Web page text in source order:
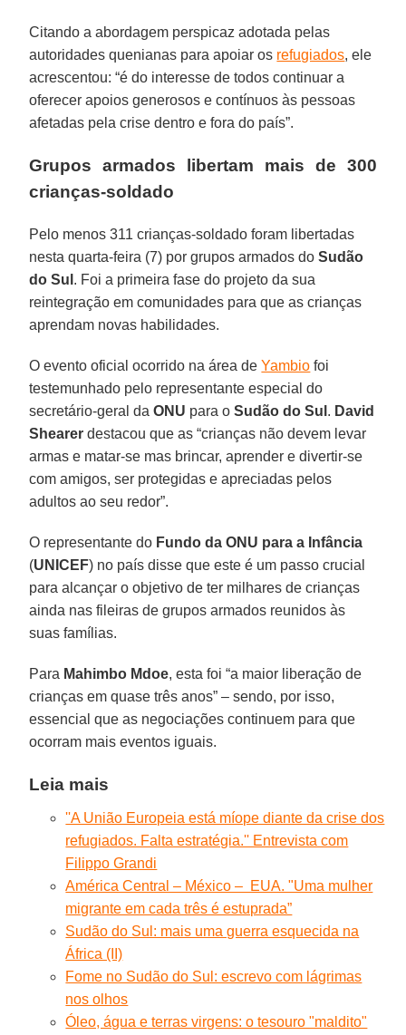
Citando a abordagem perspicaz adotada pelas
autoridades quenianas para apoiar os refugiados, ele
acrescentou: “é do interesse de todos continuar a
oferecer apoios generosos e contínuos às pessoas
afetadas pela crise dentro e fora do país”.
Grupos armados libertam mais de 300
crianças-soldado
Pelo menos 311 crianças-soldado foram libertadas
nesta quarta-feira (7) por grupos armados doSudão
do Sul . Foi a primeira fase do projeto da sua
reintegração em comunidades para que as crianças
aprendam novas habilidades.
O evento oficial ocorrido na área deYambio foi
testemunhado pelo representante especial do
secretário-geral daONU para oSudão do Sul . David
Shearer destacou que as “crianças não devem levar
armas e matar-se mas brincar, aprender e divertir-se
com amigos, ser protegidas e apreciadas pelos
adultos ao seu redor”.
O representante do Fundo da ONU para a Infância
(UNICEF) no país disse que este é um passo crucial
para alcançar o objetivo de ter milhares de crianças
ainda nas fileiras de grupos armados reunidos às
suas famílias.
Para Mahimbo Mdoe, esta foi “a maior liberação de
crianças em quase três anos” – sendo, por isso,
essencial que as negociações continuem para que
ocorram mais eventos iguais.
Leia mais
''A União Europeia está míope diante da crise dos
refugiados. Falta estratégia.'' Entrevista com
Filippo Grandi
América Central – México – EUA. "Uma mulher
migrante em cada três é estuprada”
Sudão do Sul: mais uma guerra esquecida na
África (II)
Fome no Sudão do Sul: escrevo com lágrimas
nos olhos
Óleo, água e terras virgens: o tesouro "maldito"